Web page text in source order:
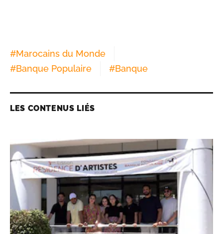
#Marocains du Monde
#Banque Populaire #Banque
LES CONTENUS LIÉS